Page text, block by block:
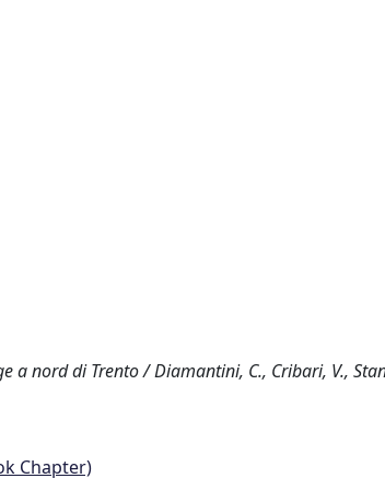
a nord di Trento / Diamantini, C., Cribari, V.,
Chapter)